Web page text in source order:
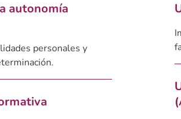
autonomía
personales y